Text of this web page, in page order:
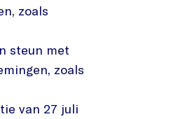
zoals
steun met
zoals
van 27 juli